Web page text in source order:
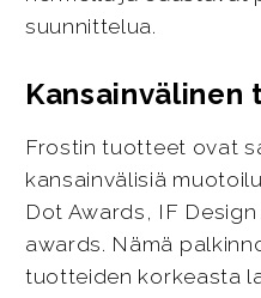
suunnittelua.
Kansainvälinen
Frostin tuotteet ovat
kansainvälisiä
Dot Awards, IF
awards. Nämä
tuotteiden korkeasta